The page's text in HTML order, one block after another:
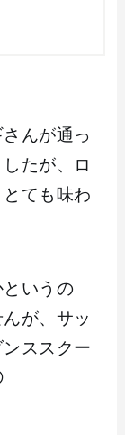
んが通っ
たが、ロ
ても味わ
いうの
が、サッ
ススクー